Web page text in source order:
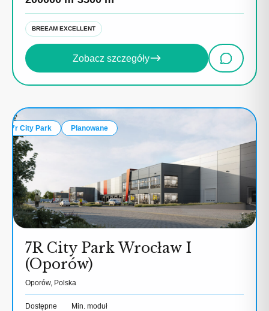
BREEAM EXCELLENT
Zobacz szczegóły
7r City Park Planowane
7R City Park Wrocław I
(Oporów)
Oporów, Polska
Dostępne Min. moduł